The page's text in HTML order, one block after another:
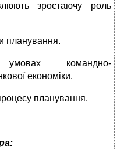
зростаючу роль
планування.
командно-
економіки.
планування.